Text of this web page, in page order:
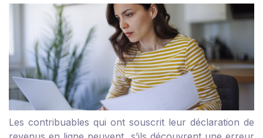
Les contribuables qui ont souscrit leur déclaration de